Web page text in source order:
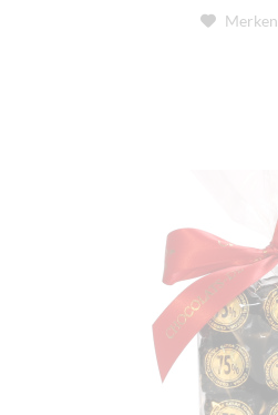
Merken